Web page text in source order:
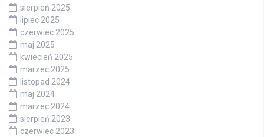
sierpień 2025
lipiec 2025
czerwiec 2025
maj 2025
kwiecień 2025
marzec 2025
listopad 2024
maj 2024
marzec 2024
sierpień 2023
czerwiec 2023